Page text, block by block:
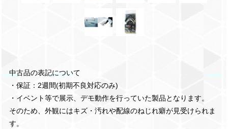
中古品の表記について
・保証：2週間(初期不良対応のみ)
・イベント等で展示、デモ動作を行っていた製品となります。
そのため、外観にはキズ・汚れや配線のねじれ癖が見受けられま
す。